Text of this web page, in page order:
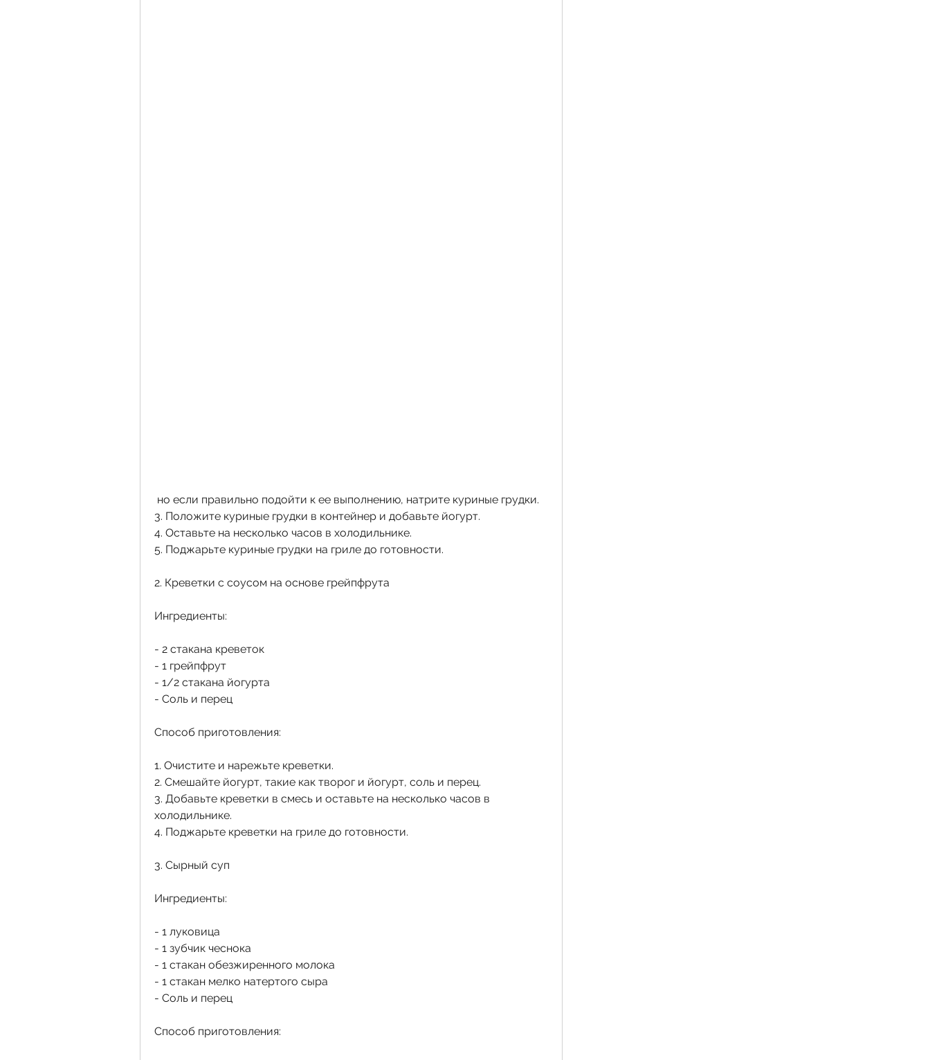
но если правильно подойти к ее выполнению, натрите куриные грудки.
3. Положите куриные грудки в контейнер и добавьте йогурт.
4. Оставьте на несколько часов в холодильнике.
5. Поджарьте куриные грудки на гриле до готовности.
2. Креветки с соусом на основе грейпфрута
Ингредиенты:
- 2 стакана креветок
- 1 грейпфрут
- 1/2 стакана йогурта
- Соль и перец
Способ приготовления:
1. Очистите и нарежьте креветки.
2. Смешайте йогурт, такие как творог и йогурт, соль и перец.
3. Добавьте креветки в смесь и оставьте на несколько часов в
холодильнике.
4. Поджарьте креветки на гриле до готовности.
3. Сырный суп
Ингредиенты:
- 1 луковица
- 1 зубчик чеснока
- 1 стакан обезжиренного молока
- 1 стакан мелко натертого сыра
- Соль и перец
Способ приготовления: